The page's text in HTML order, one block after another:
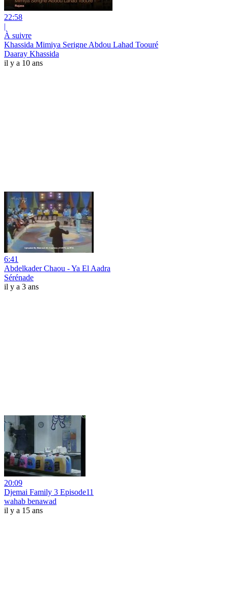
22:58
|
À suivre
Khassida Mimiya Serigne Abdou Lahad Toouré
Daaray Khassida
il y a 10 ans
6:41
Abdelkader Chaou - Ya El Aadra
Sérénade
il y a 3 ans
20:09
Djemai Family 3 Episode11
wahab benawad
il y a 15 ans